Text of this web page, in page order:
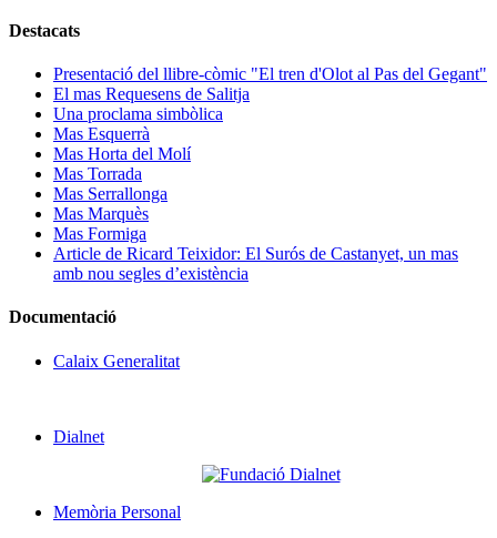
Destacats
Presentació del llibre-còmic "El tren d'Olot al Pas del Gegant"
El mas Requesens de Salitja
Una proclama simbòlica
Mas Esquerrà
Mas Horta del Molí
Mas Torrada
Mas Serrallonga
Mas Marquès
Mas Formiga
Article de Ricard Teixidor: El Surós de Castanyet, un mas
amb nou segles d’existència
Documentació
Calaix Generalitat
Dialnet
Memòria Personal